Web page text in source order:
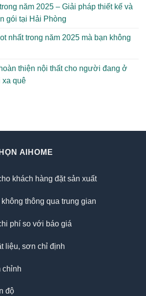
năm 2025 – Giải pháp thiết kế và
gói tại Hải Phòng
nhất trong năm 2025 mà bạn không
thiện nội thất cho người đang ở
quê
AIHOME
khách hàng đặt sản xuất
thông qua trung gian
phí so với báo giá
liệu, sơn chỉ định
chỉnh
độ